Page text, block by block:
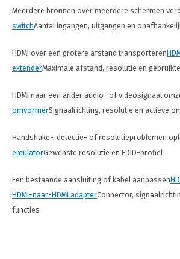
Meerdere bronnen over meerdere schermen
switchAantal ingangen, uitgangen en
HDMI over een grotere afstand transporteren
extenderMaximale afstand, resolutie en
HDMI naar een ander audio- of videosignaal
omvormerSignaalrichting, resolutie en actieve
Handshake-, detectie- of resolutieproblemen
emulatorGewenste resolutie en EDID-profiel
Een bestaande aansluiting of kabel aanpassen
HDMI-naar-HDMI adapterConnector,
functies